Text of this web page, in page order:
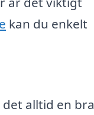
kan du enkelt
alltid en bra